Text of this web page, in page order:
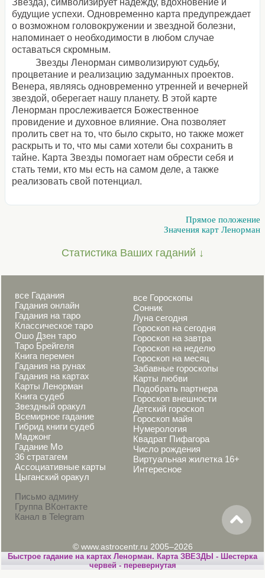
Звезда), символизирует надежду, вдохновение и
будущие успехи. Одновременно карта предупреждает
о возможном головокружении и звездной болезни,
напоминает о необходимости в любом случае
оставаться скромным.
Звезды Ленорман символизируют судьбу,
процветание и реализацию задуманных проектов.
Венера, являясь одновременно утренней и вечерней
звездой, оберегает нашу планету. В этой карте
Ленорман прослеживается Божественное
провидение и духовное влияние. Она позволяет
пролить свет на то, что было скрыто, но также может
раскрыть и то, что мы сами хотели бы сохранить в
тайне. Карта Звезды помогает нам обрести себя и
стать теми, кто мы есть на самом деле, а также
реализовать свой потенциал.
Прямое положение
Значения карт Ленорман
Статистика Ваших гаданий ↓
все Гадания
Гадания онлайн
Гадания на таро
Классическое таро
Ошо Дзен таро
Таро Брейгеля
Книга перемен
Гадания на рунах
Гадания на картах
Карты Ленорман
Книга судеб
Звездный оракул
Всемирное гадание
Гибрид книги судеб
Маджонг
Гадание Мо
36 стратагем
Ассоциативные карты
Цыганский оракул
Письмо админу
Группа ВКонтакте
Канал в Telegram
все Гороскопы
Сонник
Луна сегодня
Гороскоп на сегодня
Гороскоп на завтра
Гороскоп на неделю
Гороскоп на месяц
Забавные гороскопы
Карты любви
Подобрать партнера
Гороскоп внешности
Детский гороскоп
Гороскоп майя
Нумерология
Квадрат Пифагора
Число рождения
Виртуальная жилетка 16+
Интересное
© www.astrocentr.ru 2005–2026
Быстрое гадание на картах Ленорман. Карта ЗВЕЗДЫ - Шестерка
червей - перевернутая